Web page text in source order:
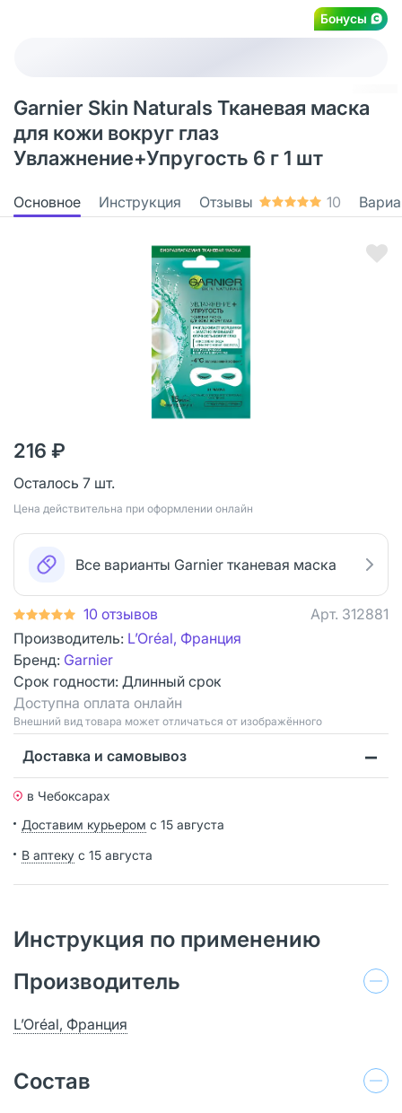
Бонусы
Garnier Skin Naturals Тканевая маска
для кожи вокруг глаз
Увлажнение+Упругость 6 г 1 шт
Основное Инструкция Отзывы 10
216 ₽
Осталось 7 шт.
Цена действительна при оформлении онлайн
Все варианты Garnier тканевая маска
10 отзывов Арт. 312881
Производитель: L’Oréal, Франция
Бренд: Garnier
Срок годности: Длинный срок
Доступна оплата онлайн
Bнешний вид товара может отличаться от изображённого
Доставка и самовывоз
в Чебоксарах
Доставим курьером с 15 августа
В аптеку с 15 августа
Инструкция по применению
Производитель
L’Oréal, Франция
Состав